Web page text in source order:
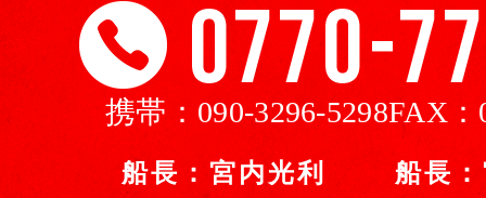
携帯： 090-3296-5298FAX：
船長：宮内光利 船長：